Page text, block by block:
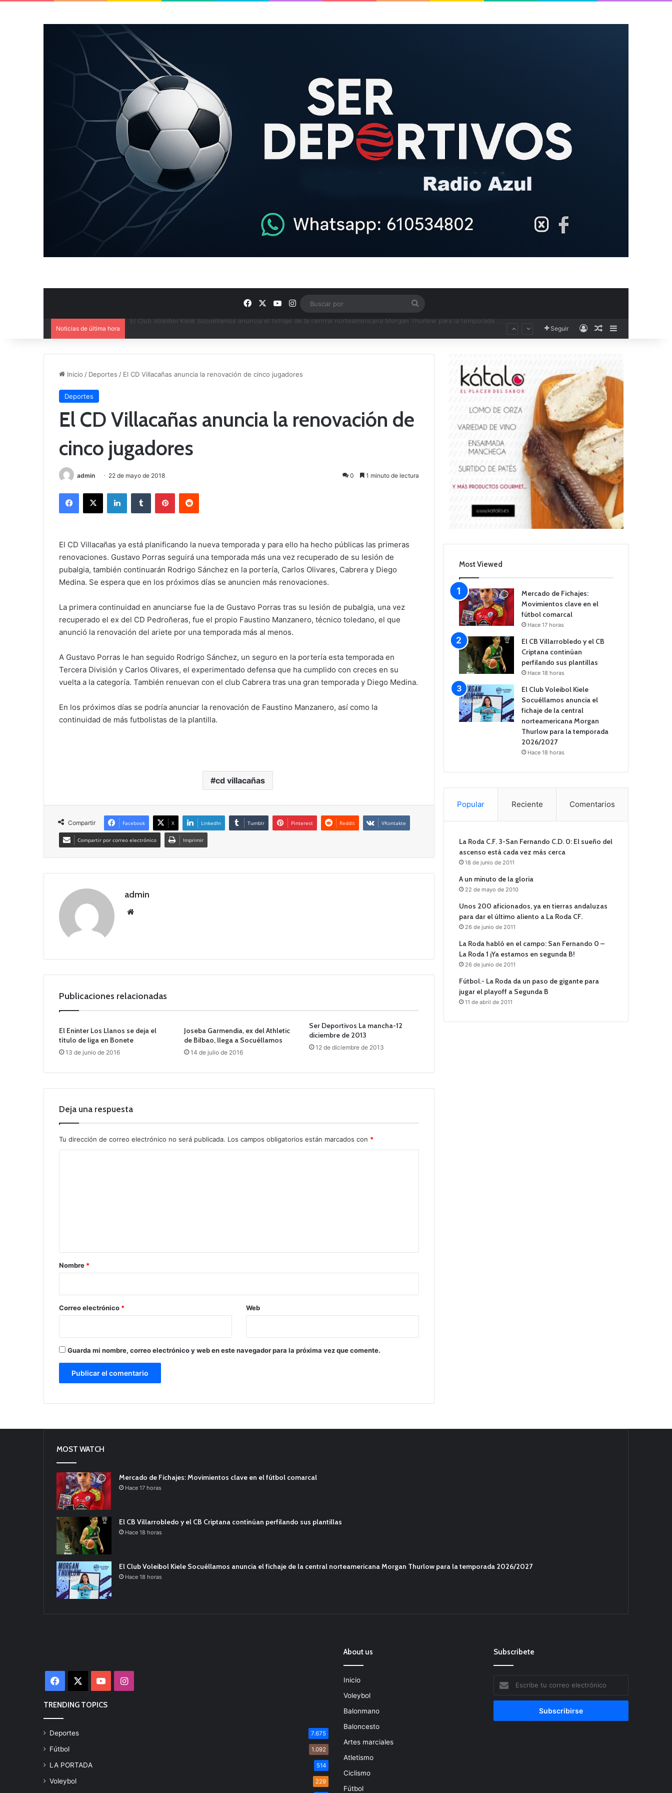
FacebookYouTube
Instagram
por
Noticias de última hora Seguir AccesoPublicación al
Inicio / Deportes / El CD Villacañas anuncia la renovación de cinco jugadores
Deportes
El CD Villacañas anuncia la renovación de
cinco jugadores
admin 22 de mayo de 2018 0 1 minuto de lectura
El CD Villacañas ya está planificando la nueva temporada y para ello ha hecho públicas las primeras
renovaciones. Gustavo Porras seguirá una temporada más una vez recuperado de su lesión de
pubalgia, también continuarán Rodrigo Sánchez en la portería, Carlos Olivares, Cabrera y Diego
Medina. Se espera que en los próximos días se anuncien más renovaciones.
La primera continuidad en anunciarse fue la de Gustavo Porras tras su lesión de pubalgia, una vez
recuperado el ex del CD Pedroñeras, fue el propio Faustino Manzanero, técnico toledano, el que
anunció la renovación del ariete por una temporada más al menos.
A Gustavo Porras le han seguido Rodrigo Sánchez, un seguro en la portería esta temporada en
Tercera División y Carlos Olivares, el experimentado defensa que ha cumplido con creces en su
vuelta a la categoría. También renuevan con el club Cabrera tras una gran temporada y Diego Medina.
En los próximos días se podría anunciar la renovación de Faustino Manzanero, así como la
continuidad de más futbolistas de la plantilla.
cd villacañas
Compartir Facebook X LinkedIn Tumblr Pinterest Reddit VKontakte
Compartir por correo electrónico Imprimir
admin
Publicaciones relacionadas
El Eninter Los Llanos se deja el
título de liga en Bonete
13 de junio de 2016
Joseba Garmendia, ex del Athletic
de Bilbao, llega a Socuéllamos
14 de julio de 2016
Ser Deportivos La mancha-12
diciembre de 2013
12 de diciembre de 2013
Deja una respuesta
Tu dirección de correo electrónico no será publicada. Los campos obligatorios están marcados con *
r
*
Nombre *
Correo electrónico * Web
Guarda mi nombre, correo electrónico y web en este navegador para la próxima vez que comente.
Most Viewed
Mercado de Fichajes:
Movimientos clave en el
fútbol comarcal
Hace 17 horas
El CB Villarrobledo y el CB
Criptana continúan
perfilando sus plantillas
Hace 18 horas
El Club Voleibol Kiele
Socuéllamos anuncia el
fichaje de la central
norteamericana Morgan
Thurlow para la temporada
2026/2027
Hace 18 horas
Popular Reciente Comentarios
La Roda C.F. 3-San Fernando C.D. 0: El sueño del
ascenso está cada vez más cerca
18 de junio de 2011
A un minuto de la gloria
22 de mayo de 2010
Unos 200 aficionados, ya en tierras andaluzas
para dar el último aliento a La Roda CF.
26 de junio de 2011
La Roda habló en el campo: San Fernando 0 –
La Roda 1 ¡Ya estamos en segunda B!
26 de junio de 2011
Fútbol.- La Roda da un paso de gigante para
jugar el playoff a Segunda B
11 de abril de 2011
MOST WATCH
Mercado de Fichajes: Movimientos clave en el fútbol comarcal
Hace 17 horas
El CB Villarrobledo y el CB Criptana continúan perfilando sus plantillas
Hace 18 horas
El Club Voleibol Kiele Socuéllamos anuncia el fichaje de la central norteamericana Morgan Thurlow para la temporada 2026/2027
Hace 18 horas
Facebook YouTubeInstagram
TRENDING TOPICS
Deportes 7.675
Fútbol 1.092
LA PORTADA 514
Voleybol 229
About us
Inicio
Voleybol
Balonmano
Baloncesto
Artes marciales
Atletismo
Ciclismo
Fútbol
Subscribete
Escribe
tu
correo